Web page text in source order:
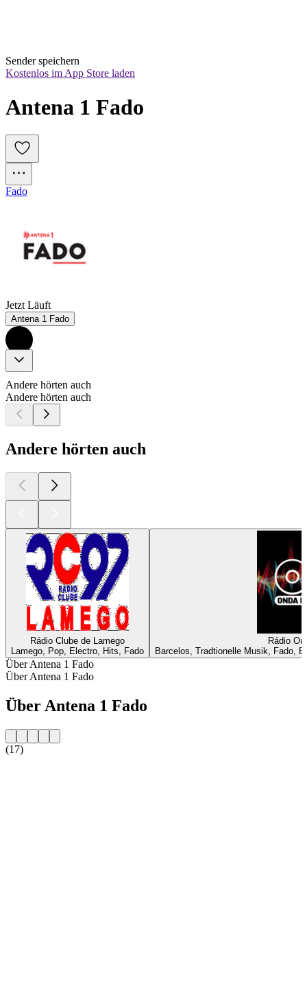
Sender speichern
Kostenlos im App Store laden
Antena 1 Fado
Fado
Jetzt Läuft
Antena 1 Fado
Andere hörten auch
Andere hörten auch
Andere hörten auch
Rádio Clube de Lamego
Lamego, Pop, Electro, Hits, Fado
Rádio
Barcelos, Tradtionelle Musik, Fado,
Über Antena 1 Fado
Über Antena 1 Fado
Über Antena 1 Fado
(17)